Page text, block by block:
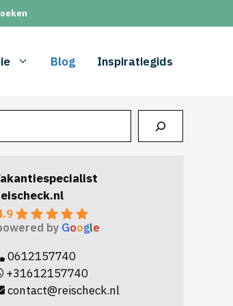
Blog Inspiratiegids
by Google
0612157740
+31612157740
contact@reischeck.nl